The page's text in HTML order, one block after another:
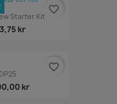
Starter Kit
kr
favorite_border
DP25
kr
favorite_border